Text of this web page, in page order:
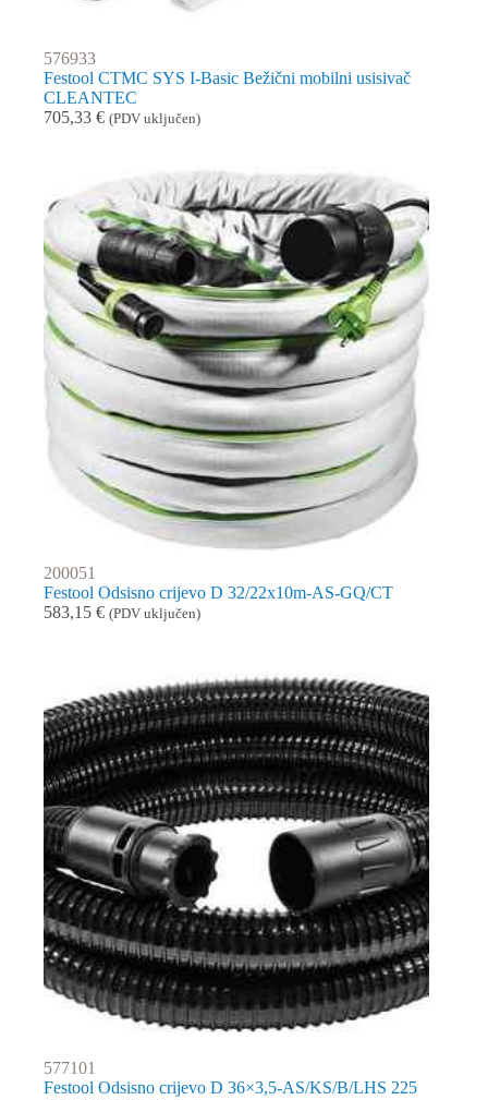
576933
Festool CTMC SYS I-Basic Bežični mobilni usisivač
CLEANTEC
705,33 € (PDV uključen)
200051
Festool Odsisno crijevo D 32/22x10m-AS-GQ/CT
583,15 € (PDV uključen)
577101
Festool Odsisno crijevo D 36×3,5-AS/KS/B/LHS 225